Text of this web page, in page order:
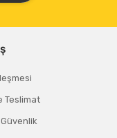
Teslimat